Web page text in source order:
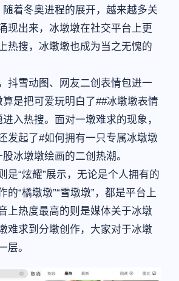
着冬奥进程的展开，越来越多关
现出来，冰墩墩在社交平台上更
热搜，冰墩墩也成为当之无愧的
抖雪动图、网友二创表情包进一
是把可爱玩明白了##冰墩墩表情
入热搜。面对一墩难求的现象，
发起了#如何拥有一只专属冰墩墩
冰墩墩绘画的二创热潮。
是“炫耀”展示，无论是个人拥有的
的“橘墩墩”“雪墩墩”，都是平台上
上热度最高的则是媒体关于冰墩
难求到分墩创作，大家对于冰墩
层。